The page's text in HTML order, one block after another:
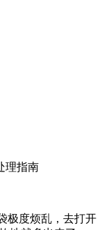
理指南
极度烦乱，去打开